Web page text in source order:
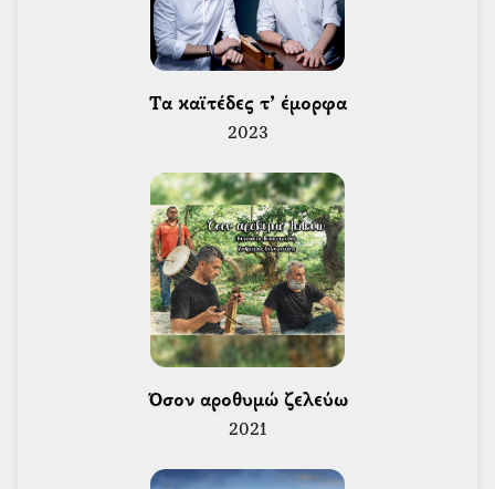
Τα καϊτέδες τ’ έμορφα
2023
Όσον αροθυμώ ζελεύω
2021